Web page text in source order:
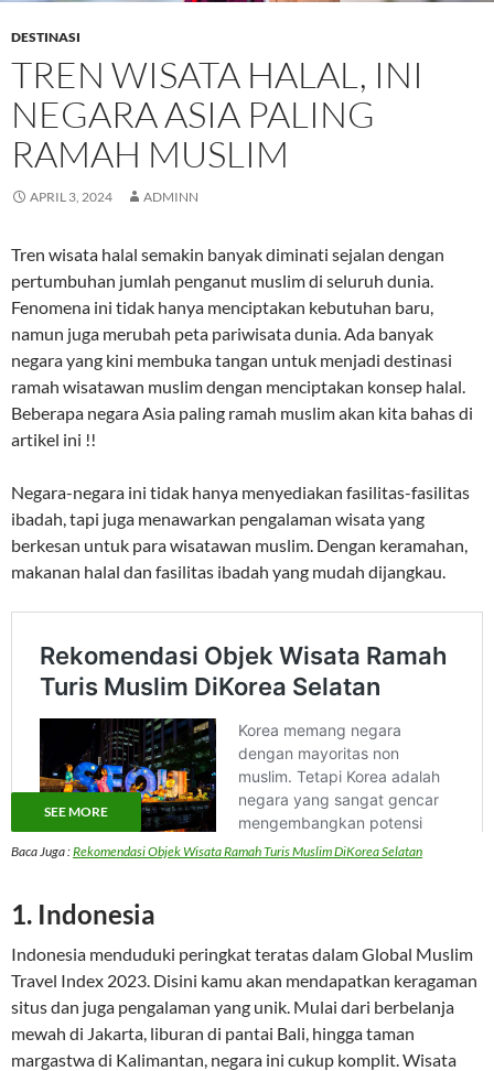
DESTINASI
TREN WISATA HALAL, INI
NEGARA ASIA PALING
RAMAH MUSLIM
APRIL 3, 2024 ADMINN
Tren wisata halal semakin banyak diminati sejalan dengan
pertumbuhan jumlah penganut muslim di seluruh dunia.
Fenomena ini tidak hanya menciptakan kebutuhan baru,
namun juga merubah peta pariwisata dunia. Ada banyak
negara yang kini membuka tangan untuk menjadi destinasi
ramah wisatawan muslim dengan menciptakan konsep halal.
Beberapa negara Asia paling ramah muslim akan kita bahas di
artikel ini !!
Negara-negara ini tidak hanya menyediakan fasilitas-fasilitas
ibadah, tapi juga menawarkan pengalaman wisata yang
berkesan untuk para wisatawan muslim. Dengan keramahan,
makanan halal dan fasilitas ibadah yang mudah dijangkau.
SEE MORE
Baca Juga :Rekomendasi Objek Wisata Ramah Turis Muslim DiKorea Selatan
1. Indonesia
Indonesia menduduki peringkat teratas dalam Global Muslim
Travel Index 2023. Disini kamu akan mendapatkan keragaman
situs dan juga pengalaman yang unik. Mulai dari berbelanja
mewah di Jakarta, liburan di pantai Bali, hingga taman
margastwa di Kalimantan, negara ini cukup komplit. Wisata